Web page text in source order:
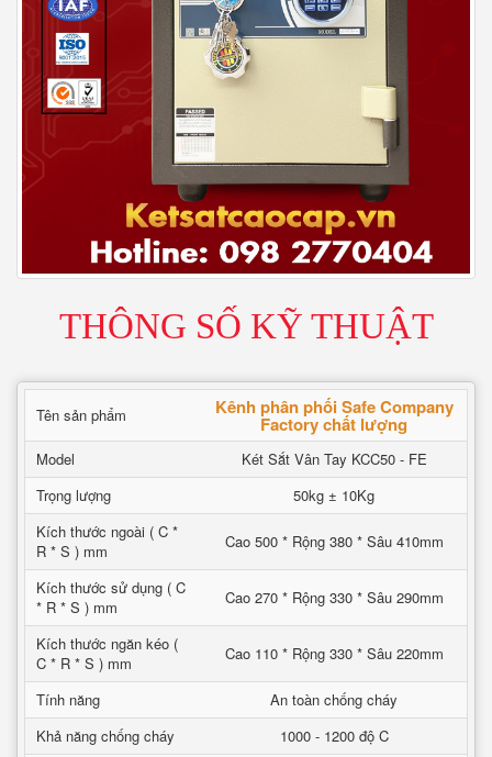
THÔNG SỐ KỸ THUẬT
Tên sản phẩm Kênh phân phối Safe Company
Factory chất lượng
Model
Két Sắt Vân Tay KCC50 - FE
Trọng lượng
50kg ± 10Kg
Kích thước ngoài ( C *
R * S ) mm
Cao 500 * Rộng 380 * Sâu 410mm
Kích thước sử dụng ( C
* R * S ) mm
Cao 270 * Rộng 330 * Sâu 290mm
Kích thước ngăn kéo (
C * R * S ) mm
Cao 110 * Rộng 330 * Sâu 220mm
Tính năng
An toàn chống cháy
Khả năng chống cháy
1000 - 1200 độ C